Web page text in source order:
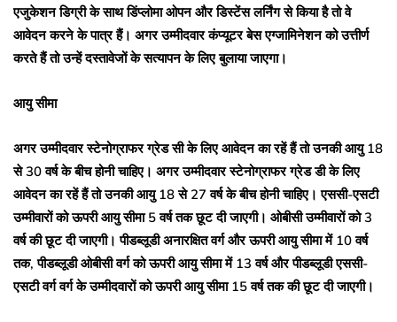
एजुकेशन डिग्री के साथ डिंप्लोमा ओपन और डिस्टेंस लर्निंग से किया है तो वे
आवेदन करने के पात्र हैं। अगर उम्मीदवार कंप्यूटर बेस एग्जामिनेशन को उत्तीर्ण
करते हैं तो उन्हें दस्तावेजों के सत्यापन के लिए बुलाया जाएगा।
आयु सीमा
अगर उम्मीदवार स्टेनोग्राफर ग्रेड सी के लिए आवेदन का रहें हैं तो उनकी आयु 18
से 30 वर्ष के बीच होनी चाहिए। अगर उम्मीदवार स्टेनोग्राफर ग्रेड डी के लिए
आवेदन का रहें हैं तो उनकी आयु 18 से 27 वर्ष के बीच होनी चाहिए। एससी-एसटी
उम्मीवारों को ऊपरी आयु सीमा 5 वर्ष तक छूट दी जाएगी। ओबीसी उम्मीवारों को 3
वर्ष की छूट दी जाएगी। पीडब्लूडी अनारक्षित वर्ग और ऊपरी आयु सीमा में 10 वर्ष
तक, पीडब्लूडी ओबीसी वर्ग को ऊपरी आयु सीमा में 13 वर्ष और पीडब्लूडी एससी-
एसटी वर्ग वर्ग के उम्मीदवारों को ऊपरी आयु सीमा 15 वर्ष तक की छूट दी जाएगी।